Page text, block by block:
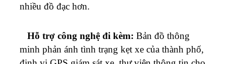
nhiều đồ đạc hơn.
Hỗ trợ công nghệ đi kèm: Bản đồ thông
minh phản ánh tình trạng kẹt xe của thành phố,